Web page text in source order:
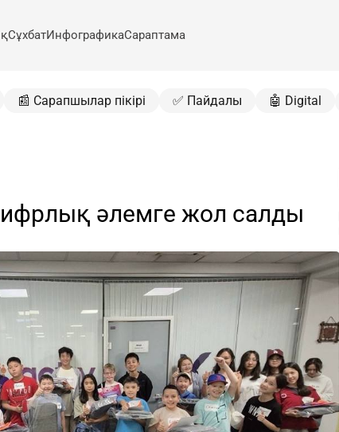
СұхбатИнфографикаСараптама
📰 Сарапшылар пікірі ✅ Пайдалы 🤖 Digital
әлемге жол салды